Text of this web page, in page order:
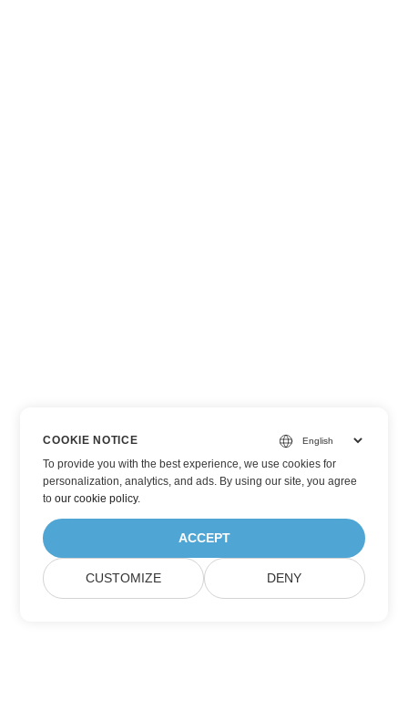
COOKIE NOTICE
To provide you with the best experience, we use cookies for
personalization, analytics, and ads. By using our site, you agree
toour cookie policy.
ACCEPT
CUSTOMIZE DENY